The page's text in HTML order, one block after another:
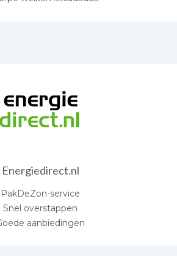
Energiedirect.nl
PakDeZon-service
Snel overstappen
aanbiedingen